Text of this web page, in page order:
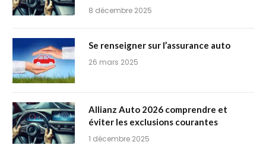
8 décembre 2025
Se renseigner sur l’assurance auto
26 mars 2025
Allianz Auto 2026 comprendre et
éviter les exclusions courantes
1 décembre 2025